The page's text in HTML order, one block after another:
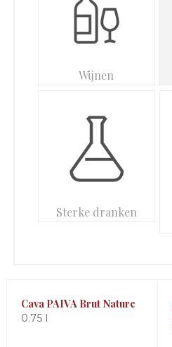
Wijnen
Sterke dranken
Cava PAIVA Brut Nature
0.75 l